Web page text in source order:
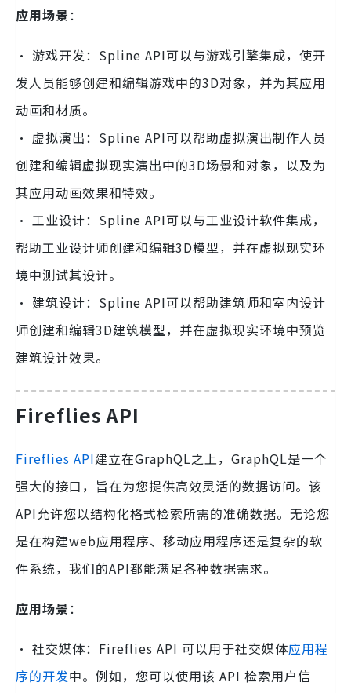
应用场景：
· 游戏开发：Spline API可以与游戏引擎集成，使开
发人员能够创建和编辑游戏中的3D对象，并为其应用
动画和材质。
· 虚拟演出：Spline API可以帮助虚拟演出制作人员
创建和编辑虚拟现实演出中的3D场景和对象，以及为
其应用动画效果和特效。
· 工业设计：Spline API可以与工业设计软件集成，
帮助工业设计师创建和编辑3D模型，并在虚拟现实环
境中测试其设计。
· 建筑设计：Spline API可以帮助建筑师和室内设计
师创建和编辑3D建筑模型，并在虚拟现实环境中预览
建筑设计效果。
Fireflies API
Fireflies API建立在GraphQL之上，GraphQL是一个
强大的接口，旨在为您提供高效灵活的数据访问。该
API允许您以结构化格式检索所需的准确数据。无论您
是在构建web应用程序、移动应用程序还是复杂的软
件系统，我们的API都能满足各种数据需求。
应用场景：
· 社交媒体：Fireflies API 可以用于社交媒体应用程
序的开发中。例如，您可以使用该 API 检索用户信